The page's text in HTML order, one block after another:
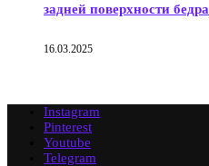
задней поверхности бедра
16.03.2025
Instagram
Pinterest
Youtube
Telegram